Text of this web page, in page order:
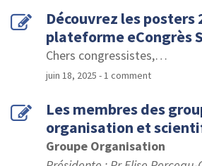
Découvrez les posters
plateforme eCongrès
Chers congressistes,…
juin 18, 2025 - 1 comment
Les membres des
organisation et
Groupe Organisation